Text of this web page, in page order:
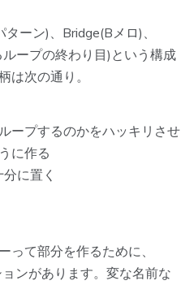
ーン)、Bridge(Bメロ)、
ープの終わり目)という構成
は次の通り。
ープするのかをハッキリさせ
に作る
に置く
って部分を作るために、
ンがあります。変な名前な